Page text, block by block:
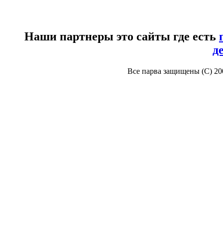
Наши партнеры это сайты где есть
Все парва защищены (С)